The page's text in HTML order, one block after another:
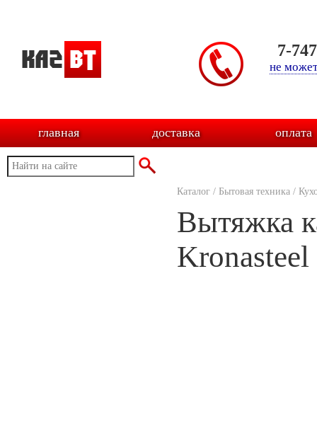
7-
не
главная доставка оплата
Каталог / Бытовая техника /
Вытяжка